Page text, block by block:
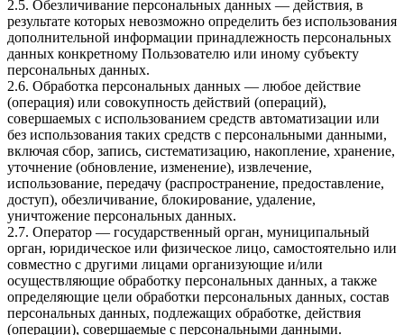
2.5. Обезличивание персональных данных — действия, в
результате которых невозможно определить без использования
дополнительной информации принадлежность персональных
данных конкретному Пользователю или иному субъекту
персональных данных.
2.6. Обработка персональных данных — любое действие
(операция) или совокупность действий (операций),
совершаемых с использованием средств автоматизации или
без использования таких средств с персональными данными,
включая сбор, запись, систематизацию, накопление, хранение,
уточнение (обновление, изменение), извлечение,
использование, передачу (распространение, предоставление,
доступ), обезличивание, блокирование, удаление,
уничтожение персональных данных.
2.7. Оператор — государственный орган, муниципальный
орган, юридическое или физическое лицо, самостоятельно или
совместно с другими лицами организующие и/или
осуществляющие обработку персональных данных, а также
определяющие цели обработки персональных данных, состав
персональных данных, подлежащих обработке, действия
(операции), совершаемые с персональными данными.